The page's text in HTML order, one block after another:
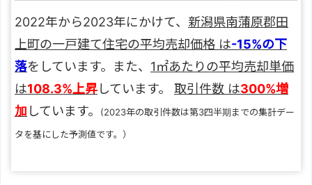
2022年から2023年にかけて、 新潟県南蒲原郡田
上町の一戸建て住宅の平均売却価格 は-15%の下
落をしています。また、 1㎡あたりの平均売却単価
は108.3%上昇しています。 取引件数 は300%増
加 しています。
(2023年の取引件数は第3四半期までの集計デー
タを基にした予測値です。）